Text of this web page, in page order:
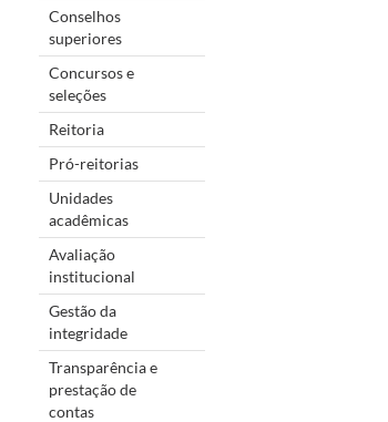
Conselhos
superiores
Concursos e
seleções
Reitoria
Pró-reitorias
Unidades
acadêmicas
Avaliação
institucional
Gestão da
integridade
Transparência e
prestação de
contas